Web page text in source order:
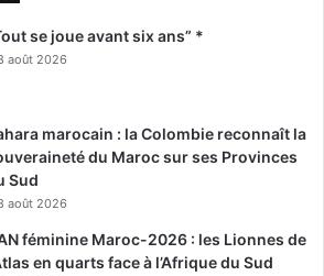
se joue avant six ans” *
août 2026
marocain : la Colombie reconnaît la
du Maroc sur ses Provinces
Sud
août 2026
féminine Maroc-2026 : les Lionnes de
en quarts face à l’Afrique du Sud